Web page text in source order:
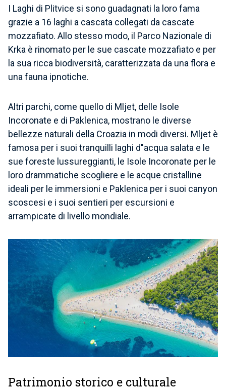
I Laghi di Plitvice si sono guadagnati la loro fama
grazie a 16 laghi a cascata collegati da cascate
mozzafiato. Allo stesso modo, il Parco Nazionale di
Krka è rinomato per le sue cascate mozzafiato e per
la sua ricca biodiversità, caratterizzata da una flora e
una fauna ipnotiche.
Altri parchi, come quello di Mljet, delle Isole
Incoronate e di Paklenica, mostrano le diverse
bellezze naturali della Croazia in modi diversi. Mljet è
famosa per i suoi tranquilli laghi d"acqua salata e le
sue foreste lussureggianti, le Isole Incoronate per le
loro drammatiche scogliere e le acque cristalline
ideali per le immersioni e Paklenica per i suoi canyon
scoscesi e i suoi sentieri per escursioni e
arrampicate di livello mondiale.
Patrimonio storico e culturale